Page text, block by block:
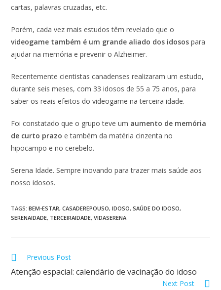
cartas, palavras cruzadas, etc.
Porém, cada vez mais estudos têm revelado que o
videogame também é um grande aliado dos idosos para
ajudar na memória e prevenir o Alzheimer.
Recentemente cientistas canadenses realizaram um estudo,
durante seis meses, com 33 idosos de 55 a 75 anos, para
saber os reais efeitos do videogame na terceira idade.
Foi constatado que o grupo teve um aumento de memória
de curto prazo e também da matéria cinzenta no
hipocampo e no cerebelo.
Serena Idade. Sempre inovando para trazer mais saúde aos
nosso idosos.
TAGS:BEM-ESTAR, CASADEREPOUSO, IDOSO, SAÚDE DO IDOSO,
SERENAIDADE, TERCEIRAIDADE, VIDASERENA
Previous Post
Atenção espacial: calendário de vacinação do idoso
Next Post